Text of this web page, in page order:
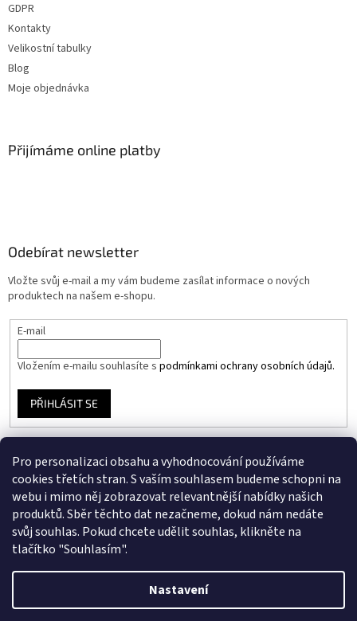
Pro personalizaci obsahu a vyhodnocování používáme
cookies třetích stran. S vaším souhlasem budeme schopni na
webu i mimo něj zobrazovat relevantnější nabídky našich
produktů. Sběr těchto dat nezačneme, dokud nám nedáte
svůj souhlas. Pokud chcete udělit souhlas, klikněte na
tlačítko "Souhlasím".
Nastavení
GDPR
Kontakty
Velikostní tabulky
Blog
Moje objednávka
Přijímáme online platby
Odebírat newsletter
Vložte svůj e-mail a my vám budeme zasílat informace o nových
produktech na našem e-shopu.
E-mail
Vložením e-mailu souhlasíte s podmínkami ochrany osobních údajů.
PŘIHLÁSIT SE
Instagram
Facebook
Vytvořil Shoptet